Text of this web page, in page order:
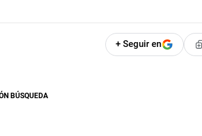
+ Seguir en
BÚSQUEDA